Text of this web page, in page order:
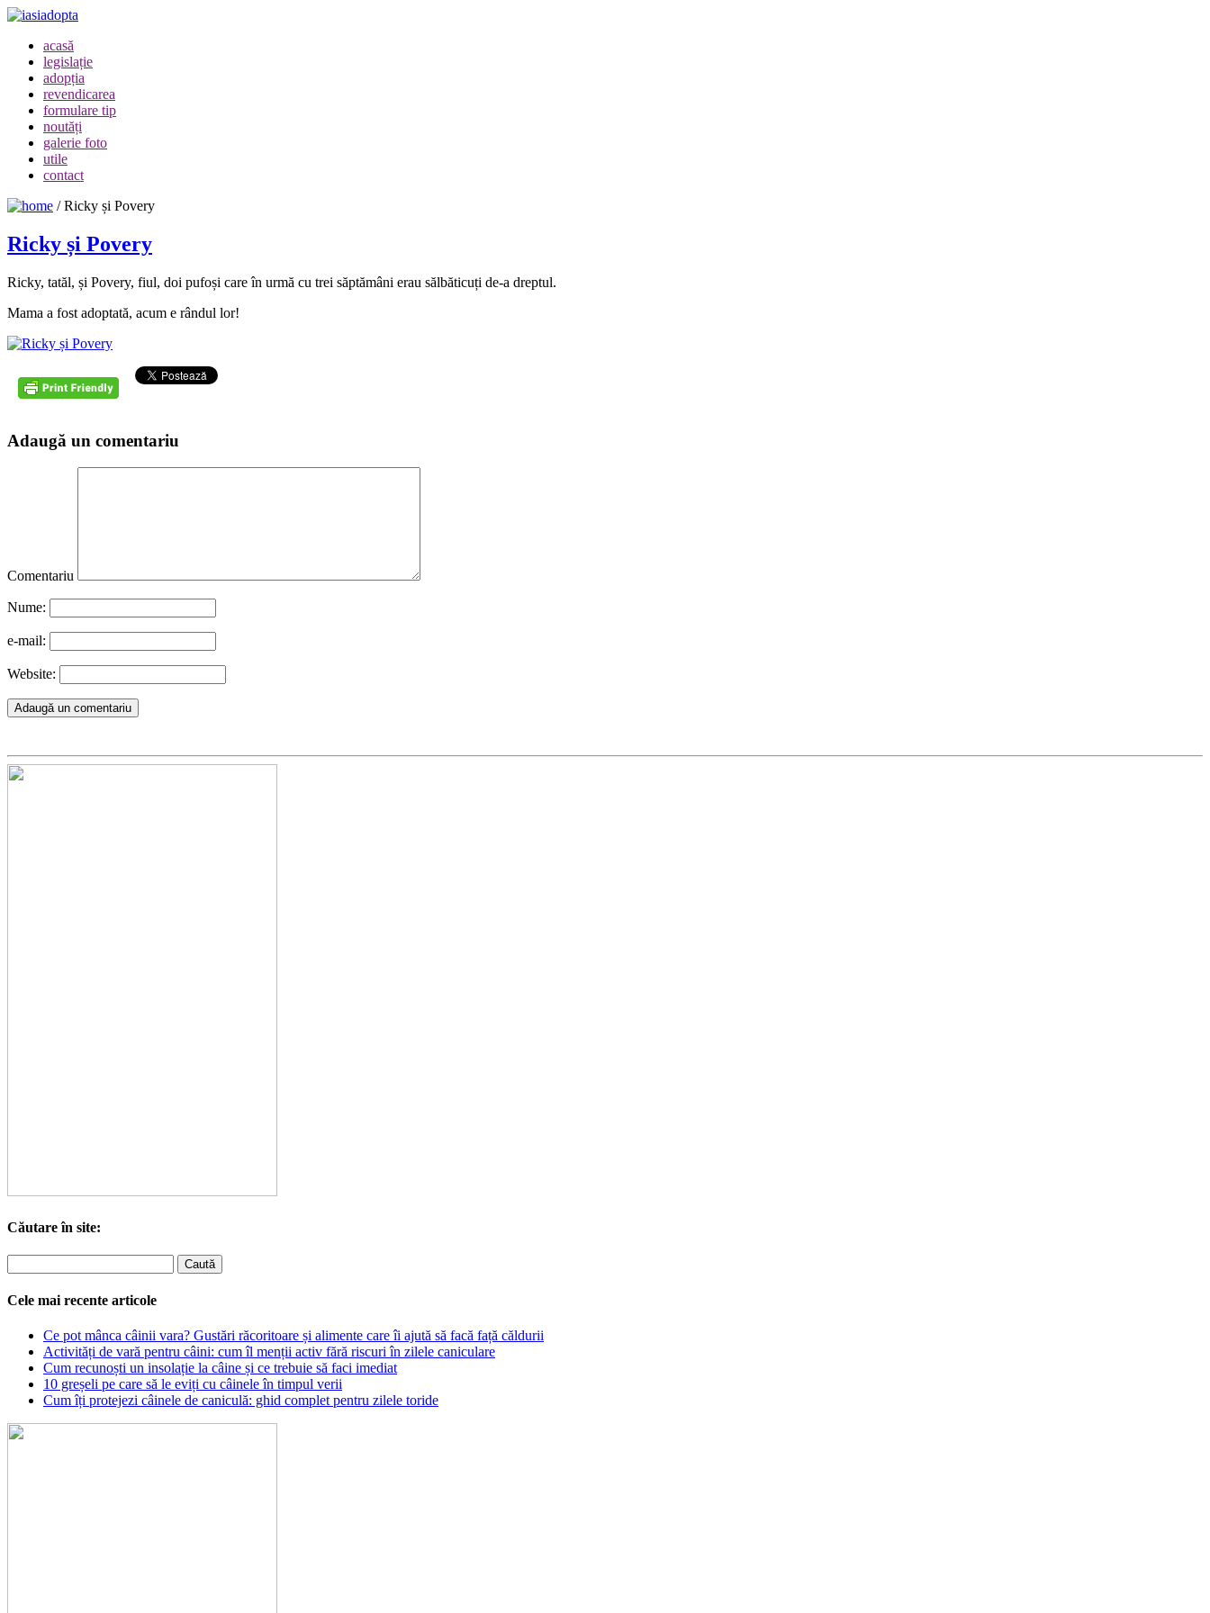
acasă
legislație
adopția
revendicarea
formulare tip
noutăți
galerie foto
utile
contact
/Ricky și Povery
Ricky și Povery
Ricky, tatăl, și Povery, fiul, doi pufoși care în urmă cu trei săptămâni erau sălbăticuți de-a dreptul.
Mama a fost adoptată, acum e rândul lor!
Adaugă un comentariu
Comentariu
Nume:
e-mail:
Website:
Căutare în site:
Cele mai recente articole
Ce pot mânca câinii vara? Gustări răcoritoare și alimente care îi ajută să facă față căldurii
Activități de vară pentru câini: cum îl menții activ fără riscuri în zilele caniculare
Cum recunoști un insolație la câine și ce trebuie să faci imediat
10 greșeli pe care să le eviți cu câinele în timpul verii
Cum îți protejezi câinele de caniculă: ghid complet pentru zilele toride